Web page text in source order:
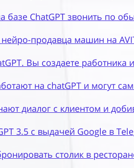
базе ChatGPT звонить по
продавца машин на
Вы создаете работника
на chatGPT и могут
диалог с клиентом и
3.5 с выдачей Google в
столик в